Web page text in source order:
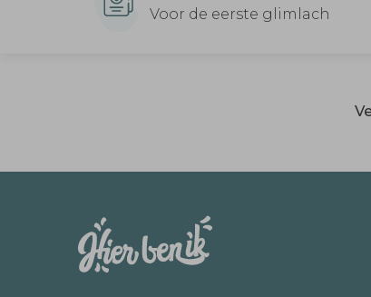
Voor de eerste glimlach